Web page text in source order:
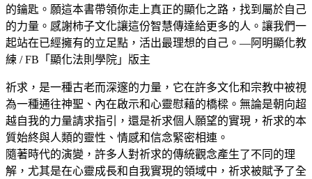
的鑰匙。願這本書帶領你走上真正的顯化之路，找到屬於自己
的力量。感謝柿子文化讓這份智慧傳達給更多的人。讓我們一
起站在已經擁有的立足點，活出最理想的自己。—阿明顯化教
練 / FB「顯化法則學院」版主
祈求，是一種古老而深邃的力量，它在許多文化和宗教中被視
為一種通往神聖、內在啟示和心靈慰藉的橋樑。無論是朝向超
越自我的力量請求指引，還是祈求個人願望的實現，祈求的本
質始終與人類的靈性、情感和信念緊密相連。
隨著時代的演變，許多人對祈求的傳統觀念產生了不同的理
解，尤其是在心靈成長和自我實現的領域中，祈求被賦予了全